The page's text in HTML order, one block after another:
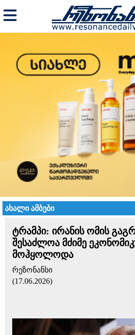
ახალი ამბები
ტრამპი: ირანის ომის
შესაძლოა მძიმე
მოჰყოლოდა
რეზონანსი
(17.06.2026)